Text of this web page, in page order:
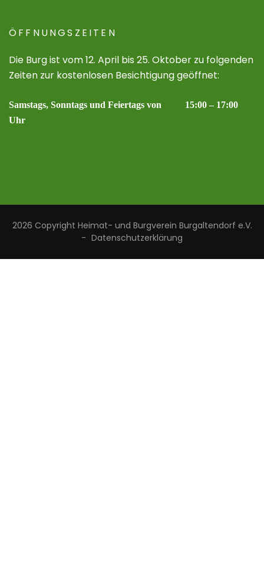
ÖFFNUNGSZEITEN
Die Burg ist vom 12. April bis 25. Oktober zu folgenden
Zeiten zur kostenlosen Besichtigung geöffnet:
Samstags, Sonntags und Feiertags von 15:00 – 17:00
Uhr
2026 Copyright Heimat- und Burgverein Burgaltendorf e.V.
- Datenschutzerklärung